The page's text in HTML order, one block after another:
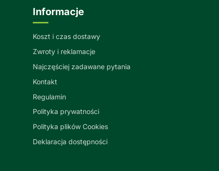
Informacje
Koszt i czas dostawy
Zwroty i reklamacje
Najczęściej zadawane pytania
Kontakt
Regulamin
Polityka prywatności
Polityka plików Cookies
Deklaracja dostępności